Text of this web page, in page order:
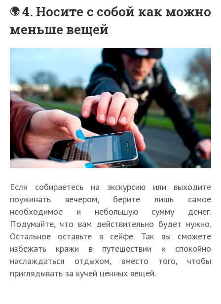
4. Носите с собой как можно
меньше вещей
Если собираетесь на экскурсию или выходите
поужинать вечером, берите лишь самое
необходимое и небольшую сумму денег.
Подумайте, что вам действительно будет нужно.
Остальное оставьте в сейфе. Так вы сможете
избежать кражи в путешествии и спокойно
наслаждаться отдыхом, вместо того, чтобы
приглядывать за кучей ценных вещей.